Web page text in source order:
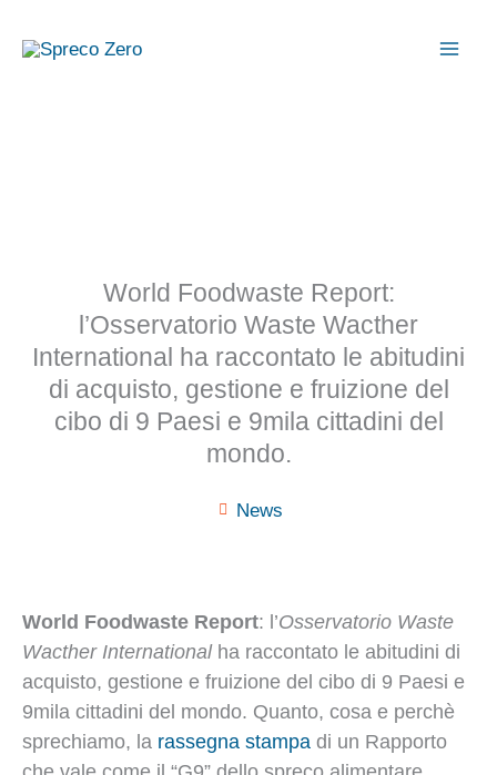
World Foodwaste Report:
l’Osservatorio Waste Wacther
International ha raccontato le abitudini
di acquisto, gestione e fruizione del
cibo di 9 Paesi e 9mila cittadini del
mondo.
News
World Foodwaste Report: l’Osservatorio Waste
Wacther Internationalha raccontato le abitudini di
acquisto, gestione e fruizione del cibo di 9 Paesi e
9mila cittadini del mondo. Quanto, cosa e perchè
sprechiamo, la rassegna stampa di un Rapporto